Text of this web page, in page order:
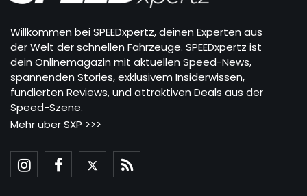
Willkommen bei SPEEDxpertz, deinen Experten aus
der Welt der schnellen Fahrzeuge. SPEEDxpertz ist
dein Onlinemagazin mit aktuellen Speed-News,
spannenden Stories, exklusivem Insiderwissen,
fundierten Reviews, und attraktiven Deals aus der
Speed-Szene.
Mehr über SXP >>>